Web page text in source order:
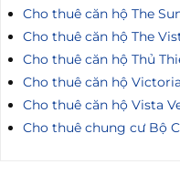
Cho thuê căn hộ The
Cho thuê căn hộ The
Cho thuê căn hộ Thủ
Cho thuê căn hộ
Cho thuê căn hộ Vista
Cho thuê chung cư Bộ